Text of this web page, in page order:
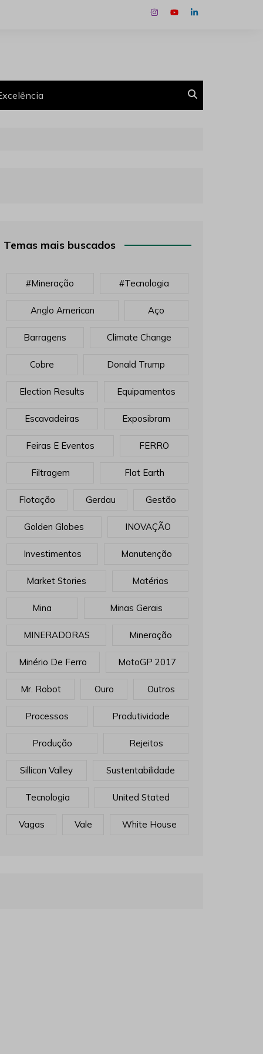
Temas mais buscados
#mineração #tecnologia
Anglo American Aço
Barragens Climate Change
Cobre Donald Trump
Election Results Equipamentos
Escavadeiras Exposibram
Feiras E Eventos FERRO
Filtragem Flat Earth
Flotação Gerdau Gestão
Golden Globes INOVAÇÃO
Investimentos Manutenção
Market Stories Matérias
Mina Minas Gerais
MINERADORAS Mineração
Minério De Ferro MotoGP 2017
Mr. Robot Ouro Outros
Processos Produtividade
Produção Rejeitos
Sillicon Valley Sustentabilidade
Tecnologia United Stated
Vagas Vale White House